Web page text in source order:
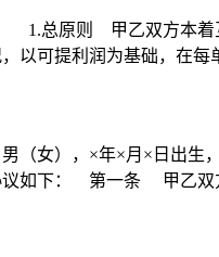
总原则 甲乙双方本着互
以可提利润为基础，在每
（女），×年×月×日出
议如下： 第一条 甲乙双